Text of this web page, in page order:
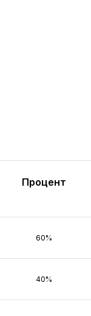
Процент
60%
40%